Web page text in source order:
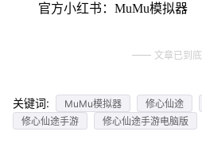
官方小红书：MuMu模拟器
文章已到底
关键词: MuMu模拟器 修心仙途
修心仙途手游
修心仙途手游电脑版